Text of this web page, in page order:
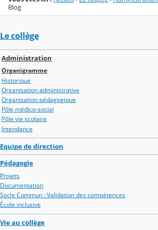
Blog
Le collège
Administration
Organigramme
Historique
Organisation administrative
Organisation pédagogique
Pôle médico-social
Pôle vie scolaire
Intendance
Equipe de direction
Pédagogie
Projets
Documentation
Socle Commun : Validation des compétences
École inclusive
Vie au collège